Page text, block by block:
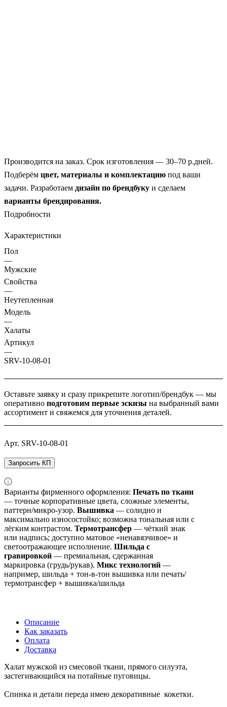
Производится на заказ. Срок изготовления — 30–70 р.дней.
Подберём цвет, материалы и комплектацию под ваши
задачи. Разработаем дизайн по брендбуку и сделаем
варианты брендирования.
Подробности
Характеристики
Пол
—
Мужские
Свойства
—
Неутепленная
Модель
—
Халаты
Артикул
—
SRV-10-08-01
Оставьте заявку и сразу прикрепите логотип/брендбук — мы
оперативно подготовим первые эскизы на выбранный вами
ассортимент и свяжемся для уточнения деталей.
Арт. SRV-10-08-01
Запросить КП
Варианты фирменного оформления: Печать по ткани
— точные корпоративные цвета, сложные элементы,
паттерн/микро‑узор. Вышивка — солидно и
максимально износостойко; возможна тональная или с
лёгким контрастом. Термотрансфер — чёткий знак
или надпись; доступно матовое «ненавязчивое» и
светоотражающее исполнение. Шильда с
гравировкой — премиальная, сдержанная
маркировка (грудь/рукав). Микс технологий —
например, шильда + тон‑в‑тон вышивка или печать/
термотрансфер + вышивка/шильда
Описание
Как заказать
Оплата
Доставка
Халат мужской из смесовой ткани, прямого силуэта,
застегивающийся на потайные пуговицы.
Спинка и детали переда имею декоративные кокетки.